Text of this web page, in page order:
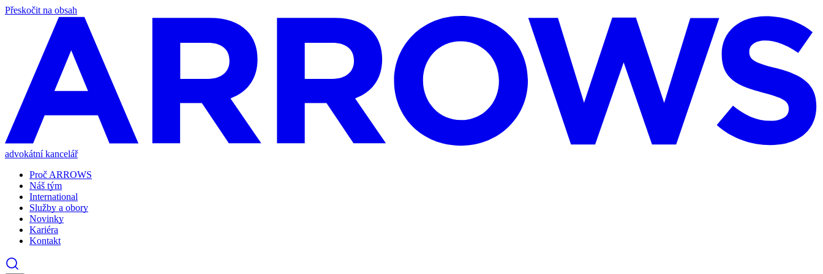
Přeskočit na obsah
advokátní kancelář
Proč ARROWS
Náš tým
International
Služby a obory
Novinky
Kariéra
Kontakt